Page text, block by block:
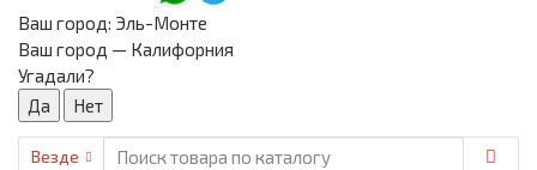
Ваш город: Эль-Монте
Ваш город — Калифорния
Угадали?
Везде